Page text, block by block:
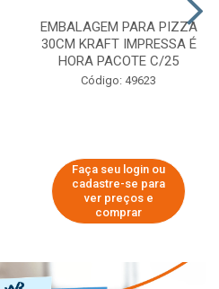
EMBALAGEM PARA PIZZA
30CM KRAFT IMPRESSA É
HORA PACOTE C/25
Código: 49623
Faça seu login ou
cadastre-se para
ver preços e
comprar